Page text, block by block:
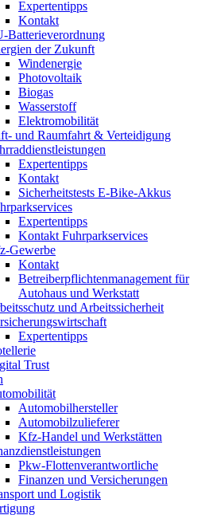
Expertentipps
Kontakt
Batterieverordnung
der Zukunft
Windenergie
Photovoltaik
Biogas
Wasserstoff
Elektromobilität
und Raumfahrt & Verteidigung
Expertentipps
Kontakt
Sicherheitstests E-Bike-Akkus
Expertentipps
Kontakt Fuhrparkservices
Gewerbe
Kontakt
Betreiberpflichtenmanagement für
Autohaus und Werkstatt
und Arbeitssicherheit
Expertentipps
Trust
Automobilhersteller
Automobilzulieferer
Kfz-Handel und Werkstätten
Pkw‑Flottenverantwortliche
Finanzen und Versicherungen
und Logistik